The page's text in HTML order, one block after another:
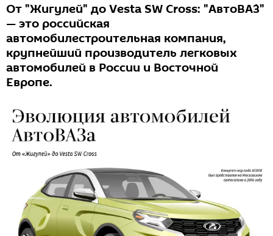
От "Жигулей" до Vesta SW Cross: "АвтоВА́З"
— это российская
автомобилестроительная компания,
крупнейший производитель легковых
автомобилей в России и Восточной
Европе.